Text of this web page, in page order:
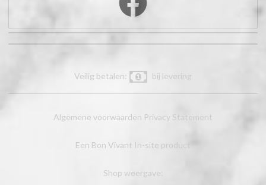
Veilig betalen: bij levering
Algemene voorwaarden Privacy Statement
Een Bon Vivant In-site product
Shop weergave: